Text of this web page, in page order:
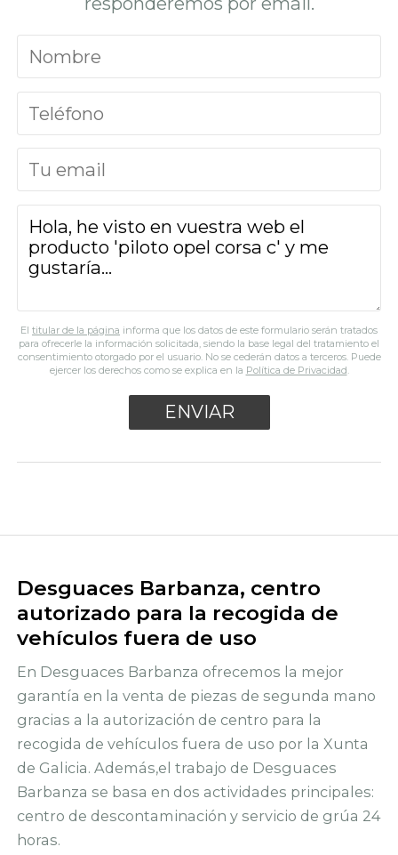
El titular de la página informa que los datos de este formulario serán tratados
para ofrecerle la información solicitada, siendo la base legal del tratamiento el
consentimiento otorgado por el usuario. No se cederán datos a terceros. Puede
ejercer los derechos como se explica en la Política de Privacidad.
Desguaces Barbanza, centro
autorizado para la recogida de
vehículos fuera de uso
En Desguaces Barbanza ofrecemos la mejor
garantía en la venta de piezas de segunda mano
gracias a la autorización de centro para la
recogida de vehículos fuera de uso por la Xunta
de Galicia. Además,el trabajo de Desguaces
Barbanza se basa en dos actividades principales:
centro de descontaminación y servicio de grúa 24
horas.